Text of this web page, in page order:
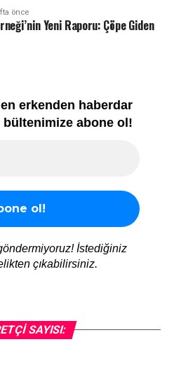
önce
Yeni Raporu: Çöpe Giden
erkenden haberdar
abone ol!
İstediğiniz
çıkabilirsiniz.
SAYISI: